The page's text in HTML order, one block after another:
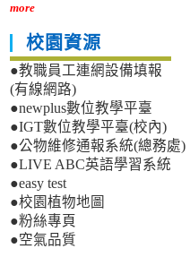
more
校園資源
●教職員工連網設備填報
(有線網路)
●newplus數位教學平臺
●IGT數位教學平臺(校內)
●公物維修通報系統(總務處)
●LIVE ABC英語學習系統
●easy test
●校園植物地圖
●粉絲專頁
●空氣品質